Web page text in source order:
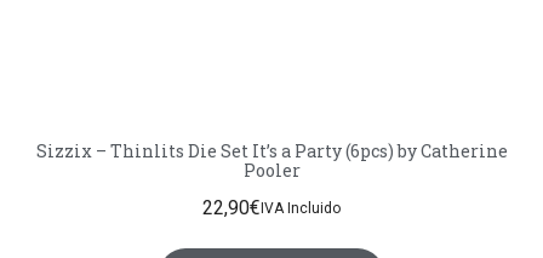
Sizzix – Thinlits Die Set It’s a Party (6pcs) by Catherine
Pooler
22,90€ IVA Incluido